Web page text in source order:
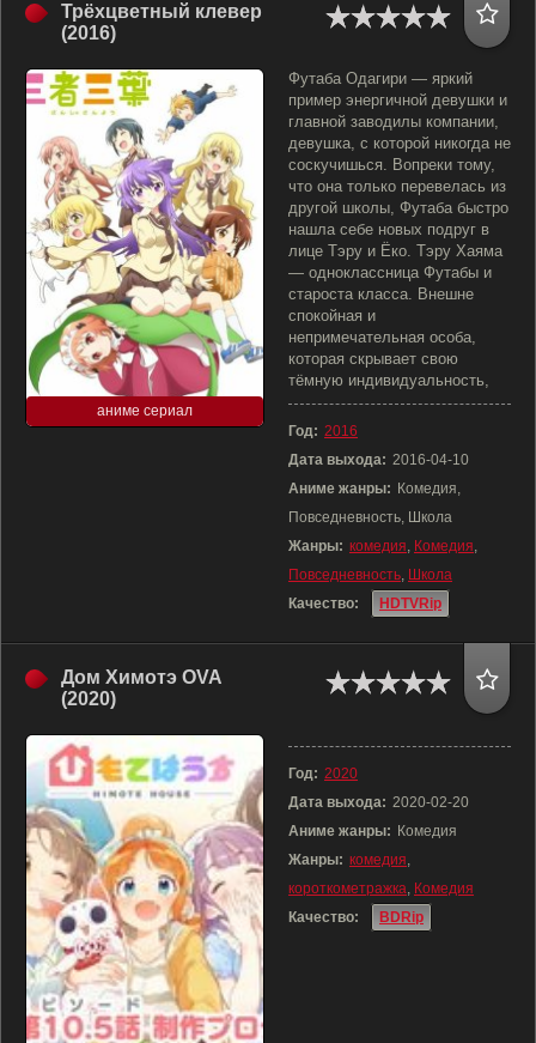
Трёхцветный клевер
(2016)
аниме сериал
Футаба Одагири — яркий
пример энергичной девушки и
главной заводилы компании,
девушка, с которой никогда не
соскучишься. Вопреки тому,
что она только перевелась из
другой школы, Футаба быстро
нашла себе новых подруг в
лице Тэру и Ёко. Тэру Хаяма
— одноклассница Футабы и
староста класса. Внешне
спокойная и
непримечательная особа,
которая скрывает свою
тёмную индивидуальность,
Год: 2016
Дата выхода: 2016-04-10
Аниме жанры: Комедия,
Повседневность, Школа
Жанры: комедия, Комедия,
Повседневность, Школа
Качество:
HDTVRip
Дом Химотэ OVA
(2020)
Год: 2020
Дата выхода: 2020-02-20
Аниме жанры: Комедия
Жанры: комедия,
короткометражка, Комедия
Качество:
BDRip